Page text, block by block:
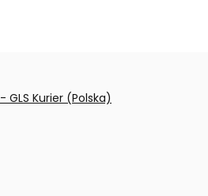
- GLS Kurier (Polska)